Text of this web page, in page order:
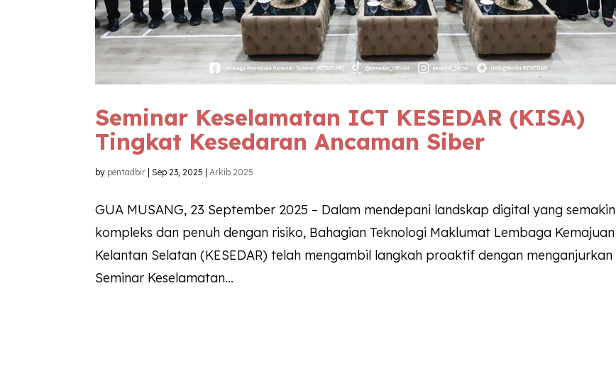
Seminar Keselamatan ICT KESEDAR (KISA)
Tingkat Kesedaran Ancaman Siber
by pentadbir |Sep 23, 2025 |Arkib 2025
GUA MUSANG, 23 September 2025 – Dalam mendepani landskap digital yang semakin
kompleks dan penuh dengan risiko, Bahagian Teknologi Maklumat Lembaga Kemajuan
Kelantan Selatan (KESEDAR) telah mengambil langkah proaktif dengan menganjurkan
Seminar Keselamatan...